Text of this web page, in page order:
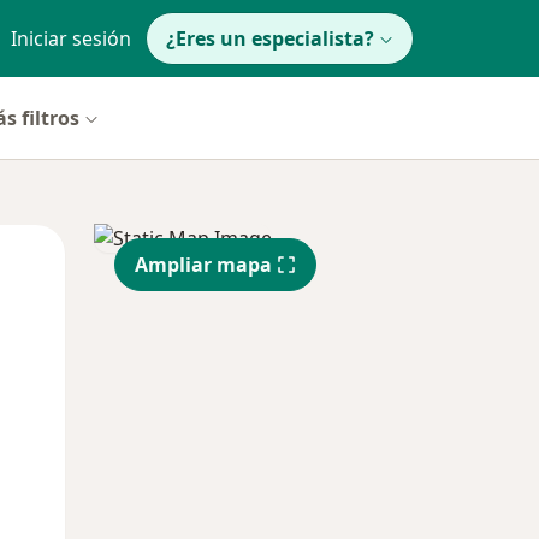
Iniciar sesión ¿Eres un especialista?
filtros
Mié
12 Ago
Jue
13 Ago
Ampliar mapa